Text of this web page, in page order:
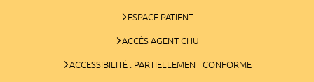
ESPACE PATIENT
ACCÈS AGENT CHU
ACCESSIBILITÉ : PARTIELLEMENT CONFORME